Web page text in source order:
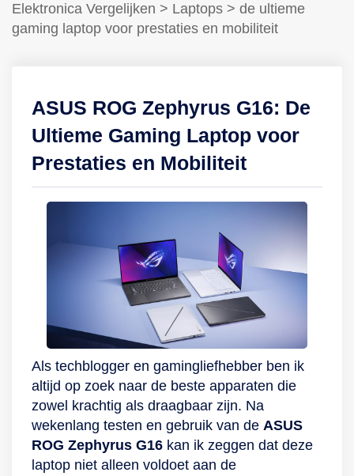
Elektronica Vergelijken > Laptops > de ultieme
gaming laptop voor prestaties en mobiliteit
ASUS ROG Zephyrus G16: De
Ultieme Gaming Laptop voor
Prestaties en Mobiliteit
Als techblogger en gamingliefhebber ben ik
altijd op zoek naar de beste apparaten die
zowel krachtig als draagbaar zijn. Na
wekenlang testen en gebruik van de ASUS
ROG Zephyrus G16 kan ik zeggen dat deze
laptop niet alleen voldoet aan de